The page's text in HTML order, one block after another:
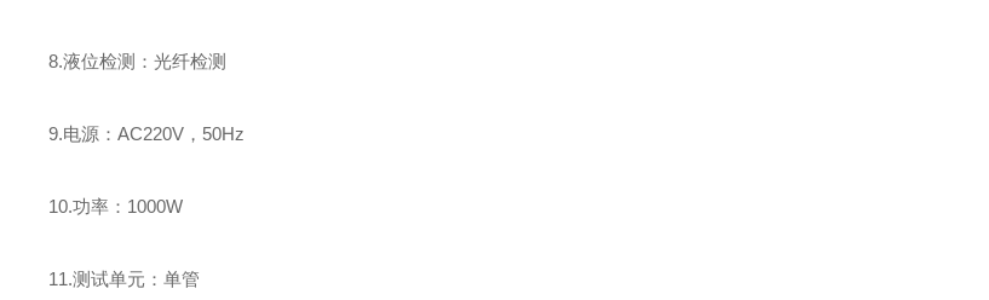
8.液位检测：光纤检测
9.电源：AC220V，50Hz
10.功率：1000W
11.测试单元：单管